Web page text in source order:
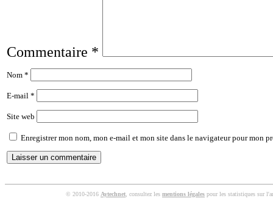
Commentaire *
Nom *
E-mail *
Site web
Enregistrer mon nom, mon e-mail et mon site dans le navigateur pour mon
© 2010-2016 Aytechnet , consultez les mentions légales pour les statistiques sur